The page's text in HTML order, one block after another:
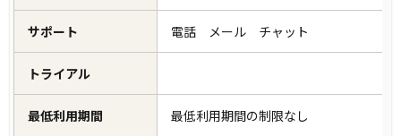
サポート 電話 メール チャット
トライアル
最低利用期間 最低利用期間の制限なし